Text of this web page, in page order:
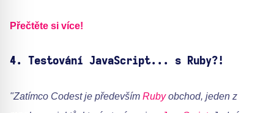
Přečtěte si více!
4. Testování JavaScript... s Ruby?!
"Zatímco Codest je především Rubyobchod, jeden z